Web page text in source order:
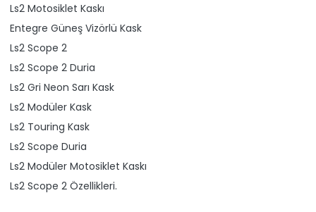
Ls2 Motosiklet Kaskı
Entegre Güneş Vizörlü Kask
Ls2 Scope 2
Ls2 Scope 2 Duria
Ls2 Gri Neon Sarı Kask
Ls2 Modüler Kask
Ls2 Touring Kask
Ls2 Scope Duria
Ls2 Modüler Motosiklet Kaskı
Ls2 Scope 2 Özellikleri.